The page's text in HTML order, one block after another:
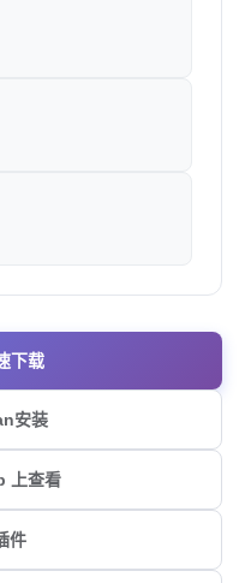
下载
安装
上查看
件